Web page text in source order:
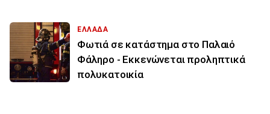
ΕΛΛΑΔΑ
Φωτιά σε κατάστημα στο Παλαιό
Φάληρο - Εκκενώνεται προληπτικά
πολυκατοικία